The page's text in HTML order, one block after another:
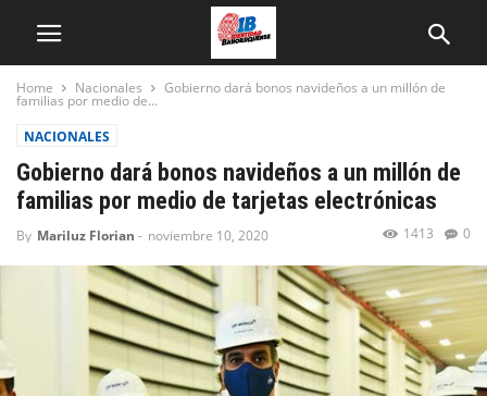
Home Nacionales Gobierno dará bonos navideños a un millón de
familias por medio de...
NACIONALES
Gobierno dará bonos navideños a un millón de
familias por medio de tarjetas electrónicas
By Mariluz Florian - noviembre 10, 2020 0
1413